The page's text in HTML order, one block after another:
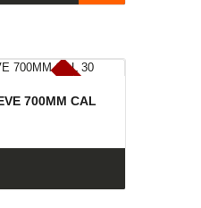
E
x
is
t
e
n
c
ia
s
a
g
o
t
a
d
a
s
700MM CAL